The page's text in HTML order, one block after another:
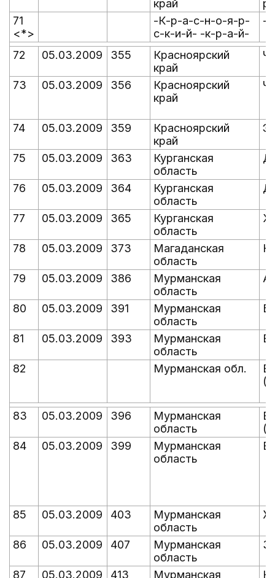
край
71
<*>
-К-р-а-с-н-о-я-р-
с-к-и-й- -к-р-а-й-
-
72 05.03.2009 355
Красноярский
край
73 05.03.2009 356
Красноярский
край
74 05.03.2009 359
Красноярский
край
75 05.03.2009 363
Курганская
область
76 05.03.2009 364
Курганская
область
77 05.03.2009 365
Курганская
область
78 05.03.2009 373
Магаданская
область
79 05.03.2009 386
Мурманская
область
80 05.03.2009 391
Мурманская
область
81 05.03.2009 393
Мурманская
область
82 Мурманская обл.
83 05.03.2009 396
Мурманская
область
84
05.03.2009 399
Мурманская
область
85 05.03.2009 403
Мурманская
область
86 05.03.2009 407
Мурманская
область
87 05.03.2009 413 Мурманская